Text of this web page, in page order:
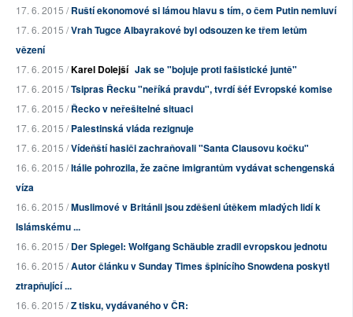
17. 6. 2015 /Ruští ekonomové si lámou hlavu s tím, o čem Putin nemluví
17. 6. 2015 /Vrah Tugce Albayrakové byl odsouzen ke třem letům
vězení
17. 6. 2015 /Karel Dolejší Jak se "bojuje proti fašistické juntě"
17. 6. 2015 /Tsipras Řecku "neříká pravdu", tvrdí šéf Evropské komise
17. 6. 2015 /Řecko v neřešitelné situaci
17. 6. 2015 /Palestinská vláda rezignuje
17. 6. 2015 /Vídeňští hasiči zachraňovali "Santa Clausovu kočku"
16. 6. 2015 /Itálie pohrozila, že začne imigrantům vydávat schengenská
víza
16. 6. 2015 /Muslimové v Británii jsou zděšeni útěkem mladých lidí k
Islámskému ...
16. 6. 2015 /Der Spiegel: Wolfgang Schäuble zradil evropskou jednotu
16. 6. 2015 /Autor článku v Sunday Times špinícího Snowdena poskytl
ztrapňující ...
16. 6. 2015 /Z tisku, vydávaného v ČR: